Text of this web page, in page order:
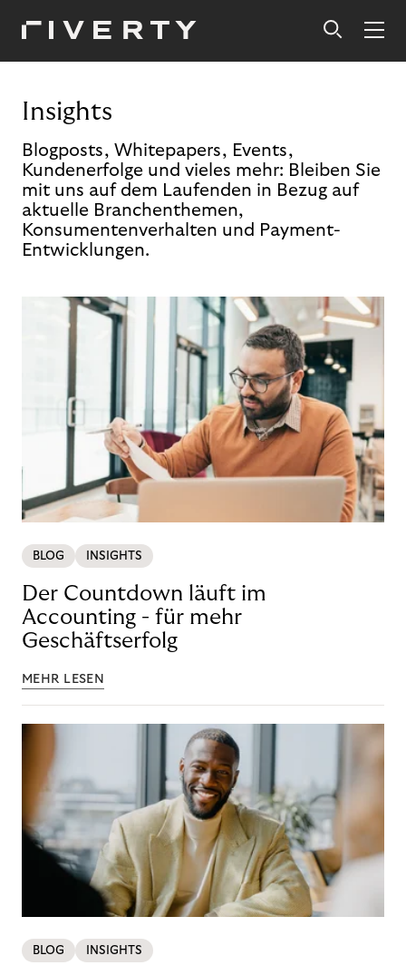
Insights
Blogposts, Whitepapers, Events,
Kundenerfolge und vieles mehr: Bleiben Sie
mit uns auf dem Laufenden in Bezug auf
aktuelle Branchenthemen,
Konsumentenverhalten und Payment-
Entwicklungen.
BLOG INSIGHTS
Der Countdown läuft im
Accounting - für mehr
Geschäftserfolg
MEHR LESEN
BLOG INSIGHTS